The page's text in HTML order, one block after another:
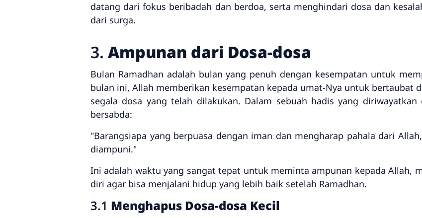
datang dari fokus beribadah dan berdoa, serta menghindari dosa dan
dari surga.
3. Ampunan dari Dosa-dosa
Bulan Ramadhan adalah bulan yang penuh dengan kesempatan untuk
bulan ini, Allah memberikan kesempatan kepada umat-Nya untuk bertaubat
segala dosa yang telah dilakukan. Dalam sebuah hadis yang
bersabda:
"Barangsiapa yang berpuasa dengan iman dan mengharap pahala dari
diampuni."
Ini adalah waktu yang sangat tepat untuk meminta ampunan kepada Allah,
diri agar bisa menjalani hidup yang lebih baik setelah Ramadhan.
3.1 Menghapus Dosa-dosa Kecil